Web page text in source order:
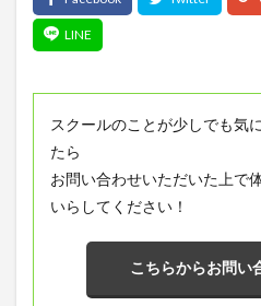
スクールのことが少しでも気
たら
お問い合わせいただいた上で
いらしてください！
こちらからお問い